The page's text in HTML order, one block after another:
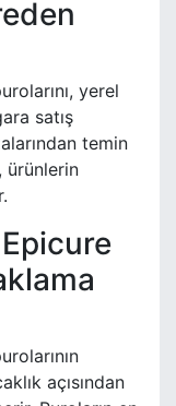
yerel
satış
temin
ürünlerin
açısından